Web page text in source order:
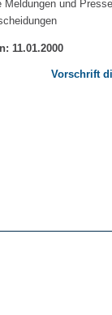
Meldungen und
11.01.2000
Vorschrift